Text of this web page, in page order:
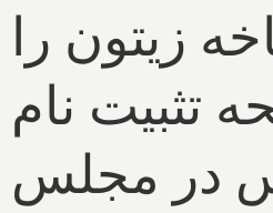
زیتون را
تثبیت نام
در مجلس